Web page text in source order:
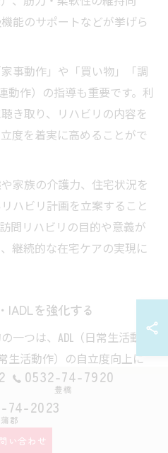
能のサポートなどが挙げら
事動作」や「買い物」「調
動作）の指導も重要です。利
き取り、リハビリの内容を
度を着実に高めることがで
家族の介護力、住宅状況を
ハビリ計画を立案すること
問リハビリの目的や意義が
継続的な在宅ケアの実現に
IADLを強化する
一つは、ADL（日常生活動
生活動作）の自立度向上に
生活環境でリハビリを行う
的な動作訓練が可能です。
着替えといった基本的動作
0532-74-7920
豊橋
74-2023
蒲郡
い合わせ